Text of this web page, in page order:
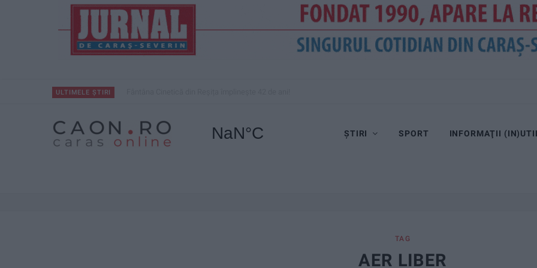
ULTIMELE ȘTIRI
ȘTIRI SPORT INFORMAŢII
TAG
AER LIBER